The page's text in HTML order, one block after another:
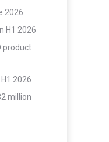
2026
H1 2026
product
2026
million